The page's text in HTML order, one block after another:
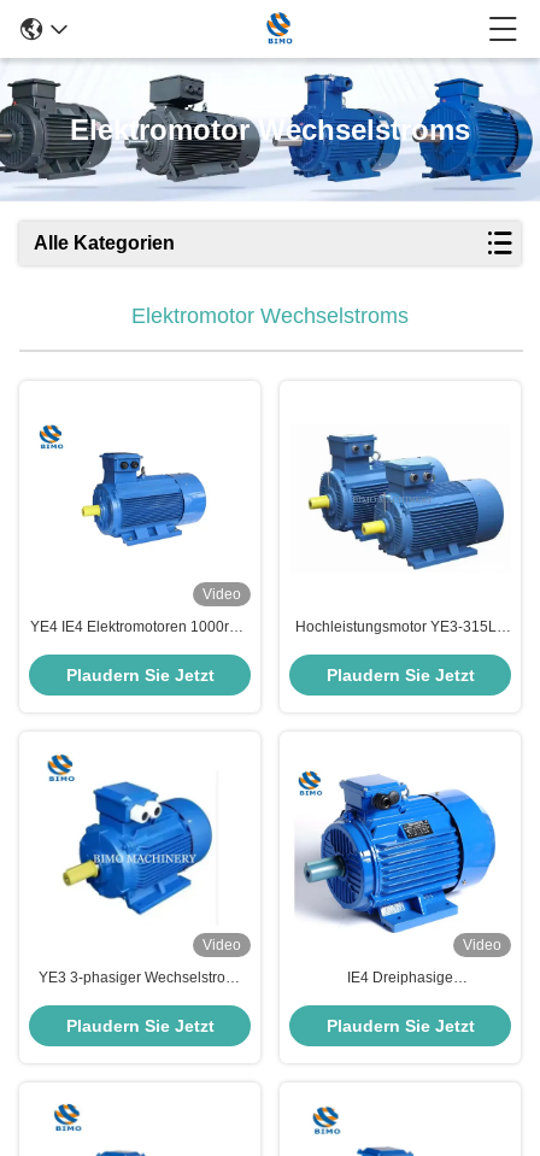
Elektromotor Wechselstroms
Alle Kategorien
Elektromotor Wechselstroms
Video
YE4 IE4 Elektromotoren 1000rpm
Wechselstrom-Induktionsmotoren
Plaudern Sie Jetzt
Hochleistungsmotor YE3-315L2
asynchroner Wechselstrommotor
220V 380V
Plaudern Sie Jetzt
Video
YE3 3-phasiger Wechselstrom-
PS 30 PS 40 PS 50 PS
Elektromotor
Plaudern Sie Jetzt
Video
IE4 Dreiphasige
Induktionselektromotor 7,5 kW 10
PS 380V 50 Hz
Plaudern Sie Jetzt